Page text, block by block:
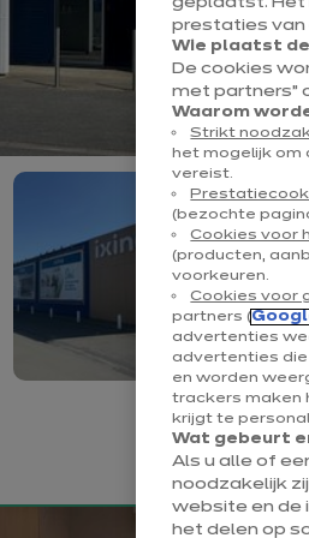
prestaties van
Wie plaatst
De cookies
met partners”
Waarom
Strikt
het mogelijk om
vereist.
(bezochte
Cookies voor
(producten,
voorkeuren.
Cookies voor
partners (
advertenties
advertenties die
en worden
trackers maken
krijgt te
Wat gebeurt
Als u alle of
noodzakelijk
website en de
het delen op